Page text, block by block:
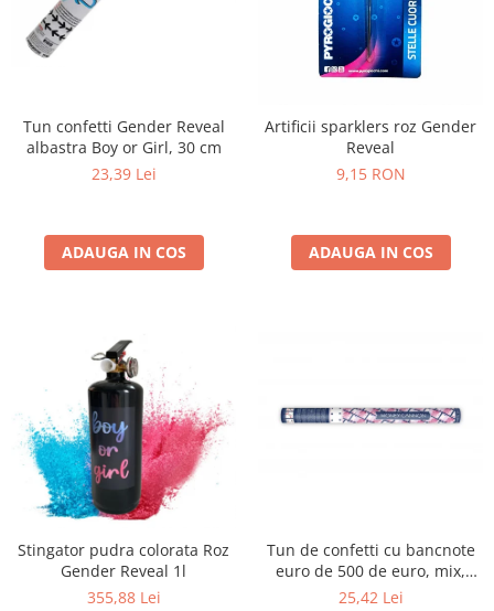
Tun confetti Gender Reveal
albastra Boy or Girl, 30 cm
23,39 Lei
ADAUGA IN COS
Artificii sparklers roz Gender
Reveal
9,15 RON
ADAUGA IN COS
Stingator pudra colorata Roz
Gender Reveal 1l
355,88 Lei
Tun de confetti cu bancnote
euro de 500 de euro, mix,
60cm
25,42 Lei